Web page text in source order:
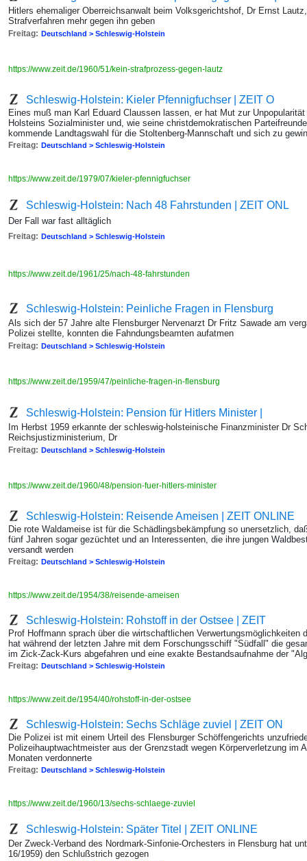
Hitlers ehemaliger Oberreichsanwalt beim Volksgerichtshof, Dr Ernst
Strafverfahren mehr gegen ihn geben
Freitag: Deutschland > Schleswig-Holstein
https://www.zeit.de/1960/51/kein-strafprozess-gegen-lautz
Schleswig-Holstein: Kieler Pfennigfuchser | ZEIT O
Eines muß man Karl Eduard Claussen lassen, er hat Mut zur
Holsteins Sozialminister und, wie seine christdemokratischen
kommende Landtagswahl für die Stoltenberg-Mannschaft und sich zu
Freitag: Deutschland > Schleswig-Holstein
https://www.zeit.de/1979/07/kieler-pfennigfuchser
Schleswig-Holstein: Nach 48 Fahrstunden | ZEIT ONL
Der Fall war fast alltäglich
Freitag: Deutschland > Schleswig-Holstein
https://www.zeit.de/1961/25/nach-48-fahrstunden
Schleswig-Holstein: Peinliche Fragen in Flensburg
Als sich der 57 Jahre alte Flensburger Nervenarzt Dr Fritz Sawade am
Polizei stellte, konnten die Fahndungsbeamten aufatmen
Freitag: Deutschland > Schleswig-Holstein
https://www.zeit.de/1959/47/peinliche-fragen-in-flensburg
Schleswig-Holstein: Pension für Hitlers Minister |
Im Herbst 1959 erkannte der schleswig-holsteinische Finanzminister Dr
Reichsjustizministerium, Dr
Freitag: Deutschland > Schleswig-Holstein
https://www.zeit.de/1960/48/pension-fuer-hitlers-minister
Schleswig-Holstein: Reisende Ameisen | ZEIT ONLINE
Die rote Waldameise ist für die Schädlingsbekämpfung so unersetzlich,
fünf Jahren sogar gezüchtet und an Interessenten, die ihre jungen
versandt werden
Freitag: Deutschland > Schleswig-Holstein
https://www.zeit.de/1954/38/reisende-ameisen
Schleswig-Holstein: Rohstoff in der Ostsee | ZEIT
Prof Hoffmann sprach über die wirtschaftlichen Verwertungsmöglichkeiten
hat während der letzten Jahre mit dem Forschungsschiff "Südfall" die
im Zick-Zack-Kurs abgefahren und eine exakte Bestandsaufnahme der
Freitag: Deutschland > Schleswig-Holstein
https://www.zeit.de/1954/40/rohstoff-in-der-ostsee
Schleswig-Holstein: Sechs Schläge zuviel | ZEIT ON
Die Polizei ist mit einem Urteil des Flensburger Schöffengerichts
Polizeihauptwachtmeister aus der Grenzstadt wegen Körperverletzung im
Monaten verdonnerte
Freitag: Deutschland > Schleswig-Holstein
https://www.zeit.de/1960/13/sechs-schlaege-zuviel
Schleswig-Holstein: Später Titel | ZEIT ONLINE
Der Zweck-Verband des Nordmark-Sinfonie-Orchesters in Flensburg hat
16/1959) den Schlußstrich gezogen